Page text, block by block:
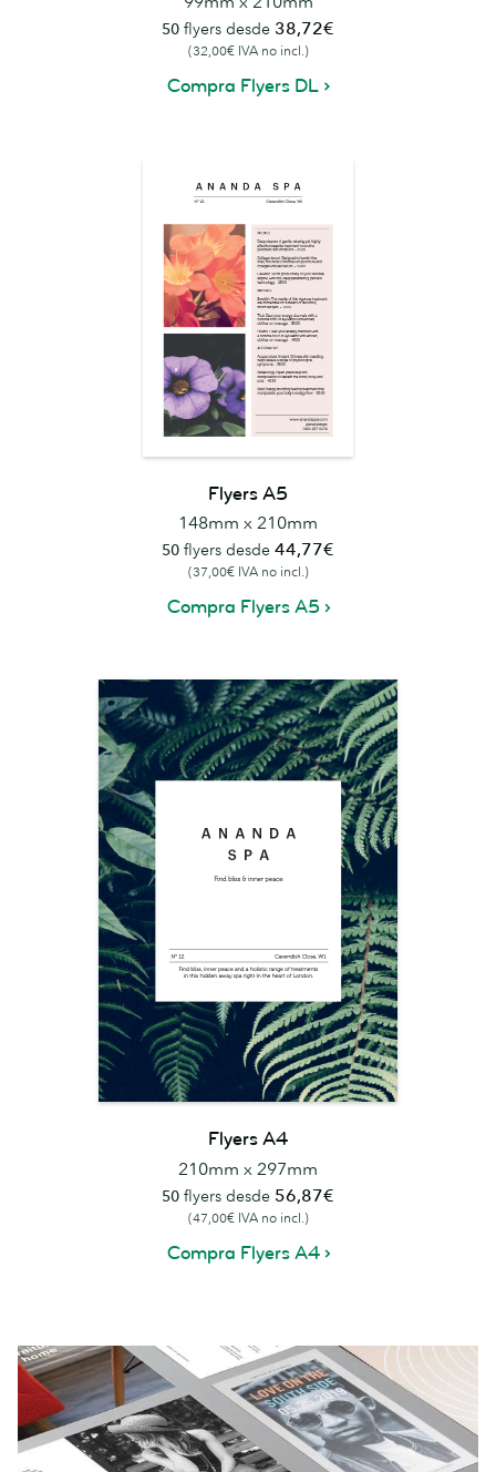
50 flyers desde 38,72€
(32,00€ IVA no incl.)
Compra Flyers DL
Flyers A5
148mm x 210mm
50 flyers desde 44,77€
(37,00€ IVA no incl.)
Compra Flyers A5
Flyers A4
210mm x 297mm
50 flyers desde 56,87€
(47,00€ IVA no incl.)
Compra Flyers A4